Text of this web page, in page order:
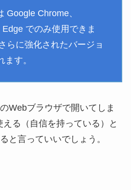
Google Chrome、
でのみ使用できま
らに強化されたバージョ
す。
Webブラウザで開いてしま
る（自信を持っている）と
と言っていいでしょう。